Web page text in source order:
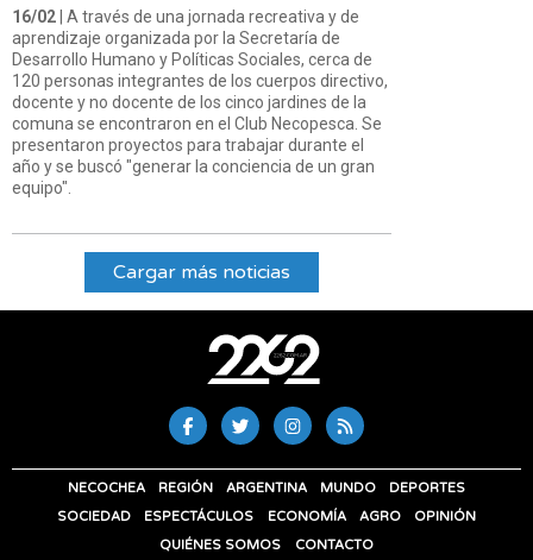
16/02 | A través de una jornada recreativa y de
aprendizaje organizada por la Secretaría de
Desarrollo Humano y Políticas Sociales, cerca de
120 personas integrantes de los cuerpos directivo,
docente y no docente de los cinco jardines de la
comuna se encontraron en el Club Necopesca. Se
presentaron proyectos para trabajar durante el
año y se buscó "generar la conciencia de un gran
equipo".
Cargar más noticias
NECOCHEA REGIÓN ARGENTINA MUNDO
DEPORTES
SOCIEDAD
ESPECTÁCULOS ECONOMÍA AGRO
OPINIÓN
QUIÉNES SOMOS
CONTACTO